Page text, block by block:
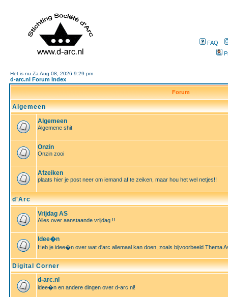
FAQ
Het is nu Za Aug 08, 2026 9:29 pm
d-arc.nl Forum Index
Forum
Algemeen
Algemeen
Algemene shit
Onzin
Onzin zooi
Afzeiken
plaats hier je post neer om iemand af te zeiken, maar hou het wel netjes!!
d'Arc
Vrijdag AS
Alles over aanstaande vrijdag !!
Idee�n
Heb je idee�n over wat d'arc allemaal kan doen, zoals bijvoorbeeld Thema
Digital Corner
d-arc.nl
idee�n en andere dingen over d-arc.nl!